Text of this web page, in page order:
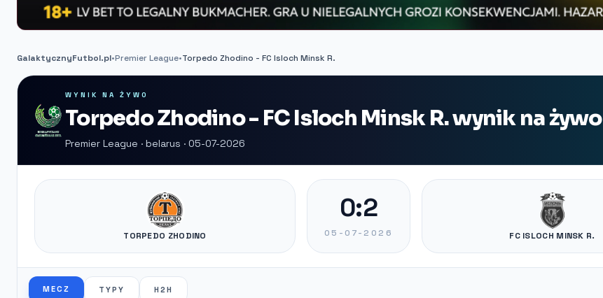
GalaktycznyFutbol.pl•Premier League•Torpedo Zhodino - FC Isloch Minsk R.
WYNIK NA ŻYWO
Torpedo Zhodino - FC Isloch Minsk R. wynik na żywo
Premier League · belarus · 05-07-2026
TORPEDO ZHODINO
0:2
05-07-2026 FC ISLOCH MINSK R.
MECZ TYPY H2H